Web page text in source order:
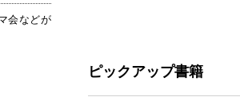
会などが
ピックアップ書籍